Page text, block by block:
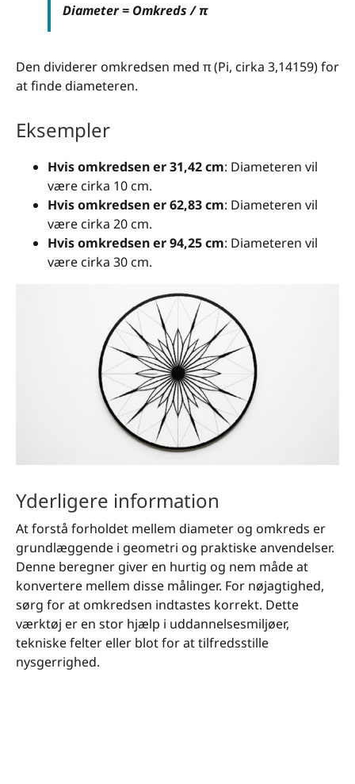
Diameter = Omkreds / π
Den dividerer omkredsen med π (Pi, cirka 3,14159) for
at finde diameteren.
Eksempler
Hvis omkredsen er 31,42 cm: Diameteren vil
være cirka 10 cm.
Hvis omkredsen er 62,83 cm: Diameteren vil
være cirka 20 cm.
Hvis omkredsen er 94,25 cm: Diameteren vil
være cirka 30 cm.
Yderligere information
At forstå forholdet mellem diameter og omkreds er
grundlæggende i geometri og praktiske anvendelser.
Denne beregner giver en hurtig og nem måde at
konvertere mellem disse målinger. For nøjagtighed,
sørg for at omkredsen indtastes korrekt. Dette
værktøj er en stor hjælp i uddannelsesmiljøer,
tekniske felter eller blot for at tilfredsstille
nysgerrighed.